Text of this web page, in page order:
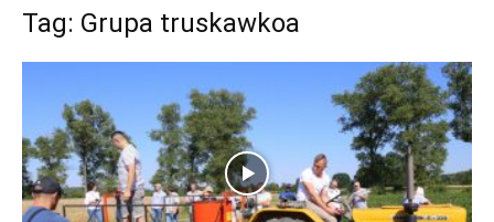
Tag: Grupa truskawkoa